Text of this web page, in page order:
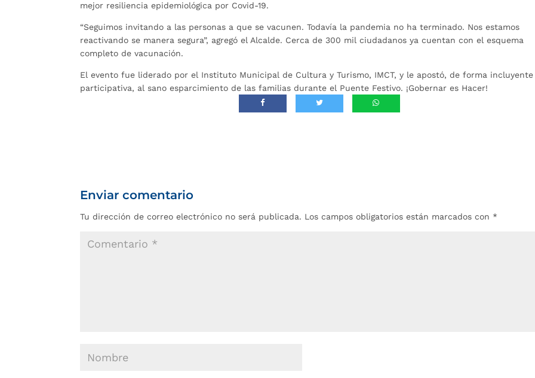
mejor resiliencia epidemiológica por Covid-19.
“Seguimos invitando a las personas a que se vacunen. Todavía la pandemia no ha terminado. Nos estamos
reactivando se manera segura”, agregó el Alcalde. Cerca de 300 mil ciudadanos ya cuentan con el esquema
completo de vacunación.
El evento fue liderado por el Instituto Municipal de Cultura y Turismo, IMCT, y le apostó, de forma incluyente
participativa, al sano esparcimiento de las familias durante el Puente Festivo. ¡Gobernar es Hacer!
Enviar comentario
Tu dirección de correo electrónico no será publicada. Los campos obligatorios están marcados con *